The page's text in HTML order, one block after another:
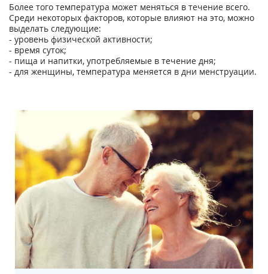
Более того температура может меняться в течение всего.
Среди некоторых факторов, которые влияют на это, можно
выделать следующие:
- уровень физической активности;
- время суток;
- пища и напитки, употребляемые в течение дня;
- для женщины, температура меняется в дни менструации.